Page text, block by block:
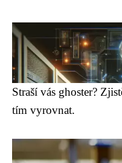
Straší vás ghoster?
tím vyrovnat.